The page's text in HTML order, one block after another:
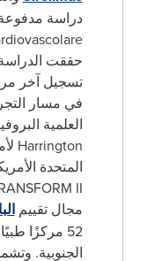
دراسة مدفوعة
حققت الدراسة
في مسار
العلمية
Harrington
المتحدة
II
مجال تقييم
52 مركزًا
الجنوبية.